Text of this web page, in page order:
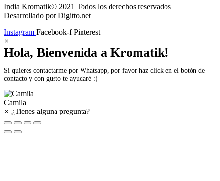
India Kromatik© 2021 Todos los derechos reservados
Desarrollado por Digitto.net
Instagram Facebook-f Pinterest
×
Hola, Bienvenida a Kromatik!
Si quieres contactarme por Whatsapp, por favor haz click en el botón de
contacto y con gusto te ayudaré :)
Camila
× ¿Tienes alguna pregunta?